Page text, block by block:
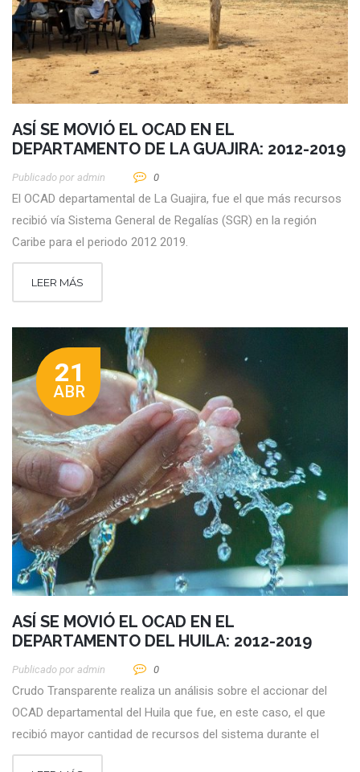
ASÍ SE MOVIÓ EL OCAD EN EL
DEPARTAMENTO DE LA GUAJIRA: 2012-2019
Publicado por Admin 0
El OCAD departamental de La Guajira, fue el que más recursos
recibió vía Sistema General de Regalías (SGR) en la región
Caribe para el periodo 2012 2019.
LEER MÁS
21
ABR
ASÍ SE MOVIÓ EL OCAD EN EL
DEPARTAMENTO DEL HUILA: 2012-2019
Publicado por Admin 0
Crudo Transparente realiza un análisis sobre el accionar del
OCAD departamental del Huila que fue, en este caso, el que
recibió mayor cantidad de recursos del sistema durante el